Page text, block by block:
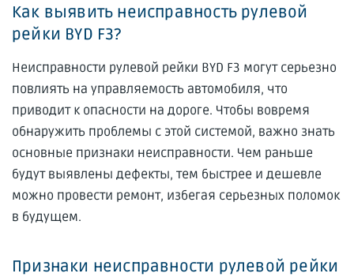
Как выявить неисправность рулевой
рейки BYD F3?
Неисправности рулевой рейки BYD F3 могут серьезно
повлиять на управляемость автомобиля, что
приводит к опасности на дороге. Чтобы вовремя
обнаружить проблемы с этой системой, важно знать
основные признаки неисправности. Чем раньше
будут выявлены дефекты, тем быстрее и дешевле
можно провести ремонт, избегая серьезных поломок
в будущем.
Признаки неисправности рулевой рейки